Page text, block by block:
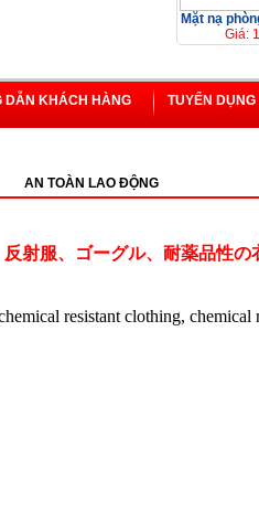
Mặt nạ
Giá:
DẪN KHÁCH HÀNG TUYỂN DỤNG
AN TOÀN LAO ĐỘNG
射服、ゴーグル、耐薬品性の
resistant clothing, chemical